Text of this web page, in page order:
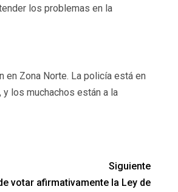
los problemas en la
en Zona Norte. La policía está en
los muchachos están a la
Siguiente
votar afirmativamente la Ley de